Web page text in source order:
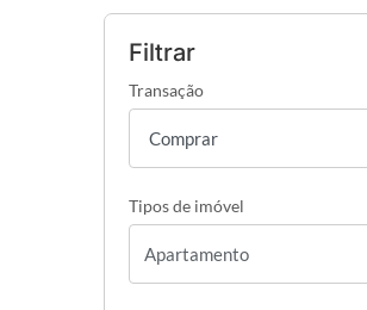
Filtrar
Transação
Tipos de imóvel